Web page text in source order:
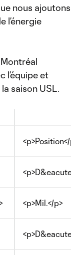
nous ajoutons
l’énergie
l’équipe et
saison USL.
<p>Position</p>
<p>Mil.</p>